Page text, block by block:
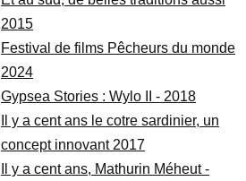
2015
Festival de films Pêcheurs du monde
2024
Gypsea Stories : Wylo II - 2018
Il y a cent ans le cotre sardinier, un
concept innovant 2017
Il y a cent ans, Mathurin Méheut -